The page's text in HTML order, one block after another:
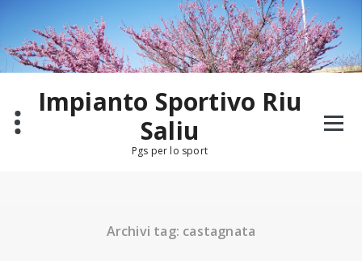
contenuto
Impianto Sportivo Riu
Saliu
Pgs per lo sport
Archivi tag: castagnata